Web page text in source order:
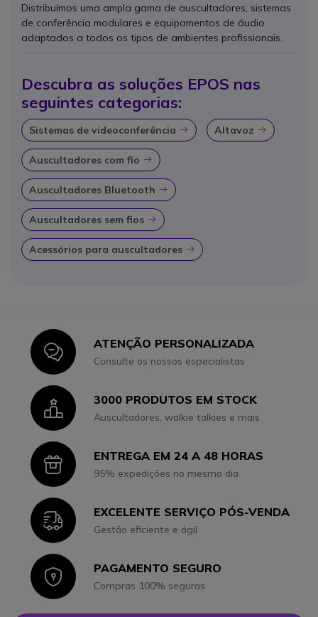
Distribuímos uma ampla gama de auscultadores, sistemas
de conferência modulares e equipamentos de áudio
adaptados a todos os tipos de ambientes profissionais.
Descubra as soluções EPOS nas
seguintes categorias:
Sistemas de videoconferência Icon Altavoz Icon
Auscultadores com fio Icon
Auscultadores Bluetooth Icon
Auscultadores sem fios Icon
Acessórios para auscultadores Icon
IconATENÇÃO PERSONALIZADA
Consulte os nossos especialistas
Icon3000 PRODUTOS EM STOCK
Auscultadores, walkie talkies e mais
IconENTREGA EM 24 A 48 HORAS
95% expedições no mesmo dia
IconEXCELENTE SERVIÇO PÓS-VENDA
Gestão eficiente e ágil
IconPAGAMENTO SEGURO
Compras 100% seguras